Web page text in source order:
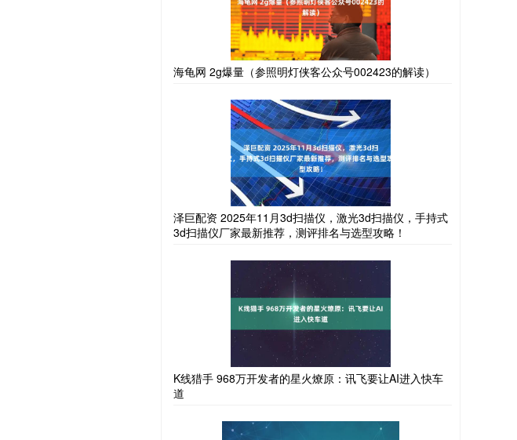
海龟网 2g爆量（参照明灯侠客公众号002423的解读）
泽巨配资 2025年11月3d扫描仪，激光3d扫描仪，手持式
3d扫描仪厂家最新推荐，测评排名与选型攻略！
K线猎手 968万开发者的星火燎原：讯飞要让AI进入快车
道